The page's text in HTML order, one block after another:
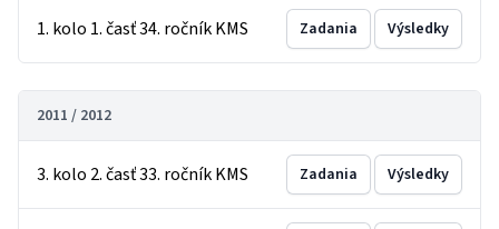
1. kolo 1. časť 34. ročník KMS Zadania Výsledky
2011 / 2012
3. kolo 2. časť 33. ročník KMS Zadania Výsledky